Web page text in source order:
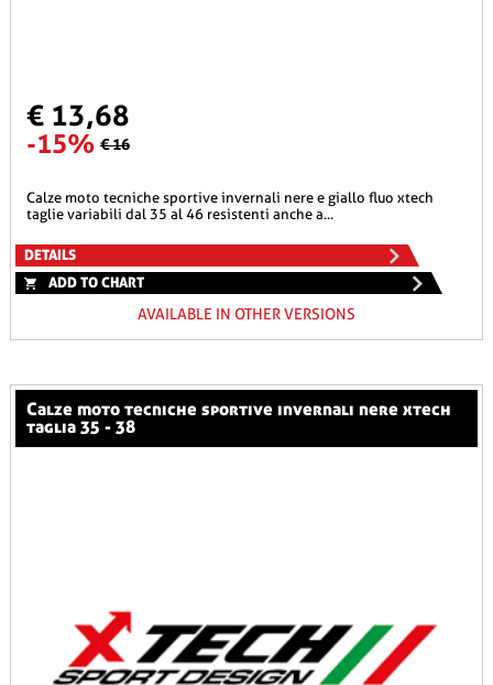
€ 13,68
-15% € 16
calze moto tecniche sportive invernali nere e giallo fluo xtech
taglie variabili dal 35 al 46 resistenti anche a...
DETAILS
ADD TO CHART
AVAILABLE IN OTHER VERSIONS
calze moto tecniche sportive invernali nere xtech
taglia 35 - 38